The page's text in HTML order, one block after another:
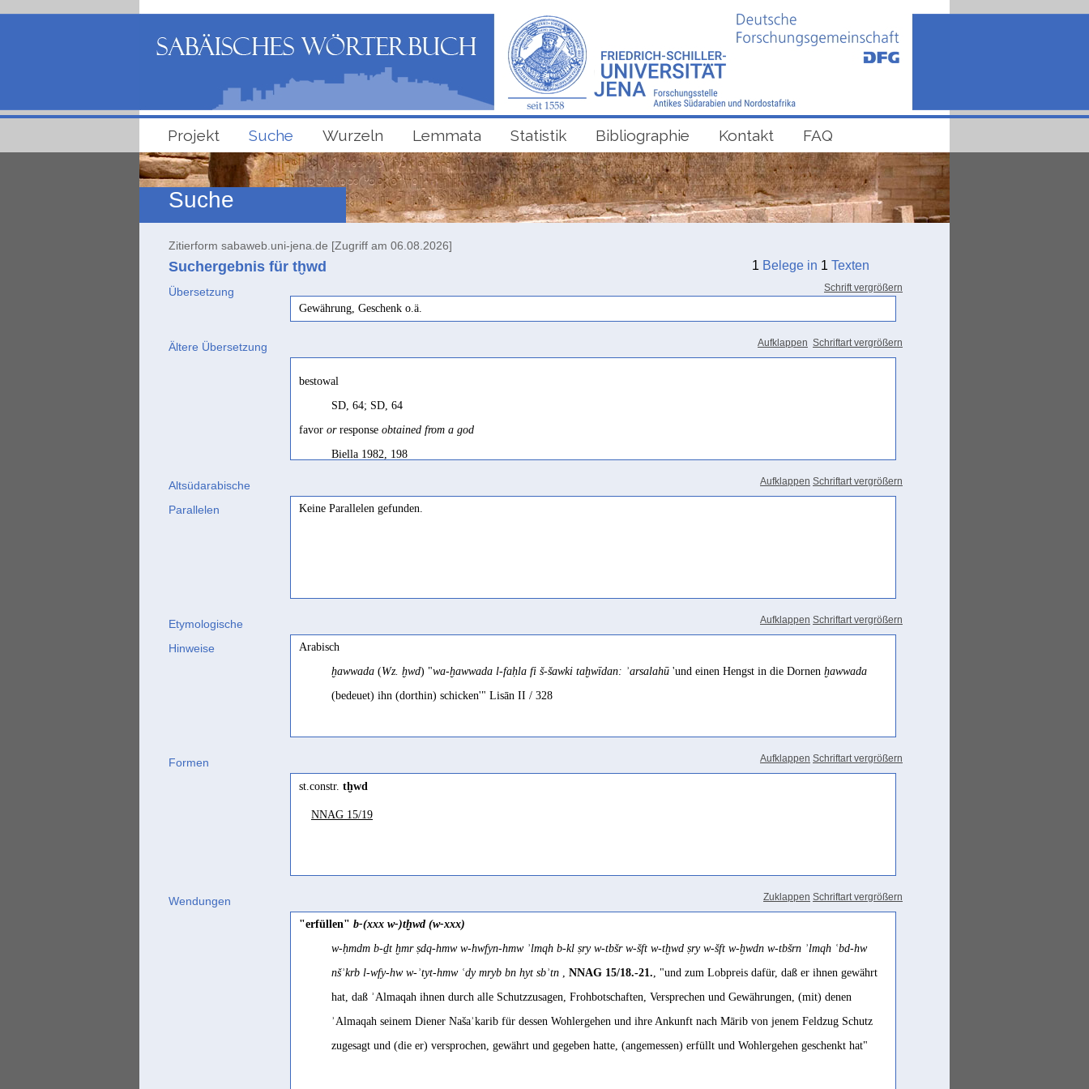
Projekt Suche Wurzeln Lemmata Statistik Bibliographie Kontakt FAQ
Suche
Zitierform sabaweb.uni-jena.de [Zugriff am 06.08.2026]
Suchergebnis für tḫwd 1 Belege in 1 Texten
Übersetzung Schrift vergrößern
Gewährung, Geschenk o.ä.
Ältere Übersetzung Aufklappen Schriftart vergrößern
bestowal
SD, 64; SD, 64
favor orresponse obtained from a god
Biella 1982, 198
Stein 2003, 60
Ryckmans 1974, 259
Ryckmans 1968a, 271
Altsüdarabische
Parallelen
Aufklappen Schriftart vergrößern
Keine Parallelen gefunden.
Etymologische
Hinweise
Aufklappen Schriftart vergrößern
Arabisch
ḫawwada (Wz. ḫwd) "wa-ḫawwada l-faḥla fi š-šawki taḫwīdan: ʾarsalahū 'und einen Hengst in die Dornen ḫawwada
(bedeuet) ihn (dorthin) schicken'" Lisān II / 328
Formen Aufklappen Schriftart vergrößern
st.constr. tḫwd
NNAG 15/19
Wendungen Zuklappen Schriftart vergrößern
"erfüllen" b-(xxx w-)tḫwd (w-xxx)
w-ḥmdm b-ḏt ḫmr ṣdq-hmw w-hwfyn-hmw ʾlmqh b-kl ṣry w-tbšr w-šft w-tḫwd ṣry w-šft w-ḫwdn w-tbšrn ʾlmqh ʿbd-hw
nšʾkrb l-wfy-hw w-ʾtyt-hmw ʿdy mryb bn hyt sbʾtn , NNAG 15/18.-21., "und zum Lobpreis dafür, daß er ihnen gewährt
hat, daß ʾAlmaqah ihnen durch alle Schutzzusagen, Frohbotschaften, Versprechen und Gewährungen, (mit) denen
ʾAlmaqah seinem Diener Našaʾkarib für dessen Wohlergehen und ihre Ankunft nach Mārib von jenem Feldzug Schutz
zugesagt und (die er) versprochen, gewährt und gegeben hatte, (angemessen) erfüllt und Wohlergehen geschenkt hat"